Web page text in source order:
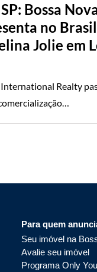
Bossa
no
Jolie em
International Realty
Para quem
Seu imóvel na
Avalie seu imóvel
Programa Only You